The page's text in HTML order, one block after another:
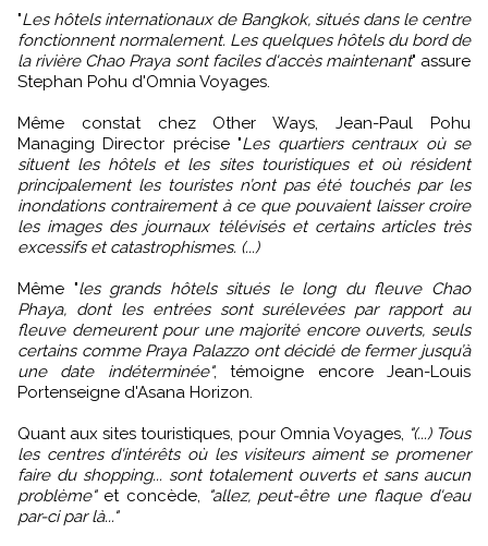
"Les hôtels internationaux de Bangkok, situés dans le centre
fonctionnent normalement. Les quelques hôtels du bord de
la rivière Chao Praya sont faciles d'accès maintenant" assure
Stephan Pohu d'Omnia Voyages.
Même constat chez Other Ways, Jean-Paul Pohu
Managing Director précise "Les quartiers centraux où se
situent les hôtels et les sites touristiques et où résident
principalement les touristes n’ont pas été touchés par les
inondations contrairement à ce que pouvaient laisser croire
les images des journaux télévisés et certains articles très
excessifs et catastrophismes. (...)
Même "les grands hôtels situés le long du fleuve Chao
Phaya, dont les entrées sont surélevées par rapport au
fleuve demeurent pour une majorité encore ouverts, seuls
certains comme Praya Palazzo ont décidé de fermer jusqu’à
une date indéterminée", témoigne encore Jean-Louis
Portenseigne d'Asana Horizon.
Quant aux sites touristiques, pour Omnia Voyages, "(...) Tous
les centres d'intérêts où les visiteurs aiment se promener
faire du shopping... sont totalement ouverts et sans aucun
problème"et concède,
"allez, peut-être une flaque d'eau
par-ci par là..."